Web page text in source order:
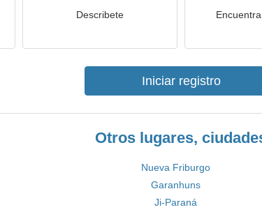
Describete
Iniciar registro
Otros lugares,
Nueva Friburgo
Garanhuns
Ji-Paraná